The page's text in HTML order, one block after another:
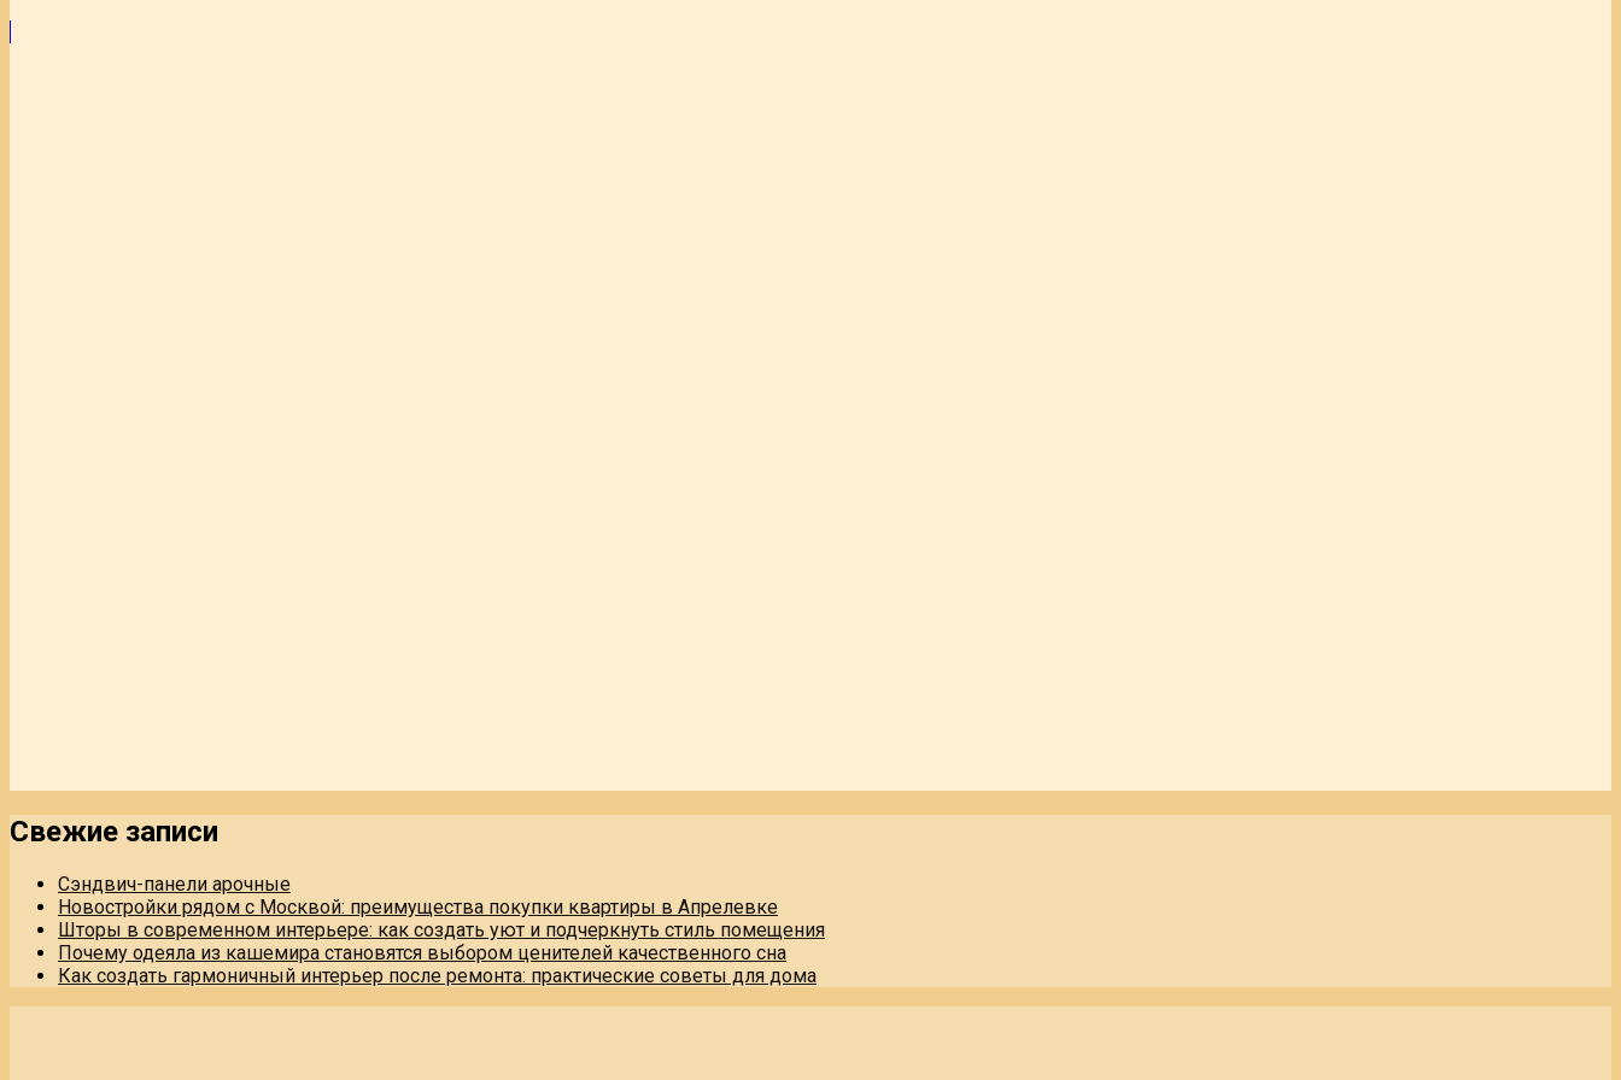
Свежие записи
Сэндвич-панели арочные
Новостройки рядом с Москвой: преимущества покупки квартиры в Апрелевке
Шторы в современном интерьере: как создать уют и подчеркнуть стиль помещения
Почему одеяла из кашемира становятся выбором ценителей качественного сна
Как создать гармоничный интерьер после ремонта: практические советы для дома